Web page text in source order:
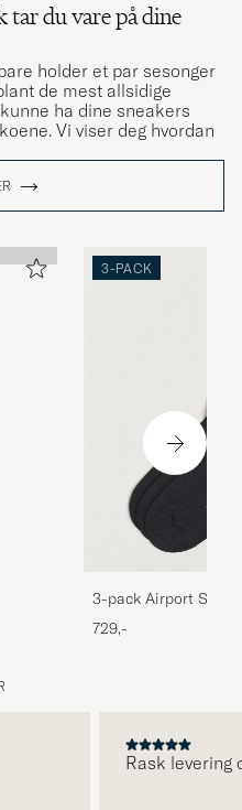
tar du vare på dine
holder et par sesonger
de mest allsidige
ha dine sneakers
Vi viser deg hvordan
3-PACK
3-pack Airport
Melange
729,-
Rask levering